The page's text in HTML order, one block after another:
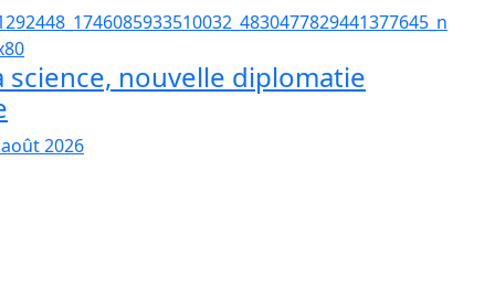
science, nouvelle diplomatie
2026